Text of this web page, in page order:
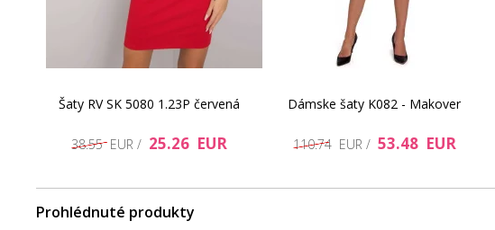
Šaty RV SK 5080 1.23P červená
38.55 EUR / 25.26 EUR
Dámske šaty K082 - Makover
110.74 EUR / 53.48 EUR
Prohlédnuté produkty